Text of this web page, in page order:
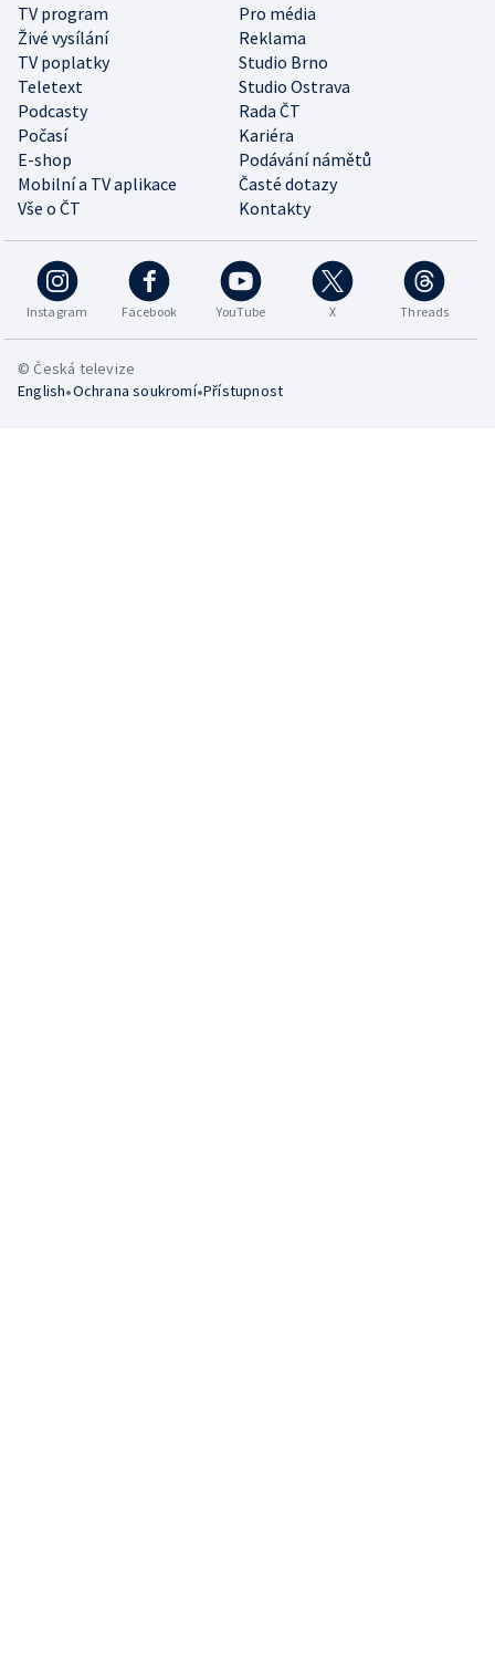
TV program
Pro média
Živé vysílání
Reklama
TV poplatky
Studio Brno
Teletext
Studio Ostrava
Podcasty
Rada ČT
Počasí
Kariéra
E-shop
Podávání námětů
Mobilní a TV aplikace
Časté dotazy
Vše o ČT
Kontakty
Instagram Facebook YouTube X Threads
© Česká televize
English•Ochrana soukromí•Přístupnost